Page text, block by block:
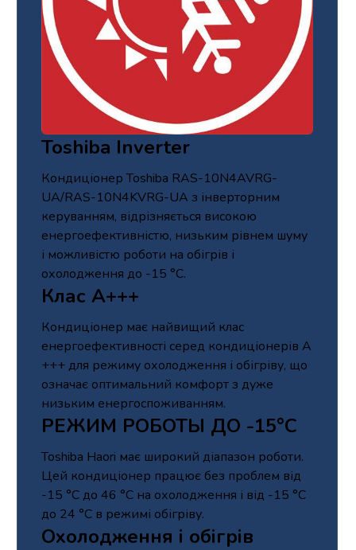
Toshiba Inverter
Кондиціонер Toshiba RAS-10N4AVRG-
UA/RAS-10N4KVRG-UA з інверторним
керуванням, відрізняється високою
енергоефективністю, низьким рівнем шуму
і можливістю роботи на обігрів і
охолодження до -15 °С.
Клас А+++
Кондиціонер має найвищий клас
енергоефективності серед кондиціонерів A
+++ для режиму охолодження і обігріву, що
означає оптимальний комфорт з дуже
низьким енергоспоживанням.
РЕЖИМ РОБОТЫ ДО -15°С
Toshiba Haori має широкий діапазон роботи.
Цей кондиціонер працює без проблем від
-15 °C до 46 °C на охолодження і від -15 °C
до 24 °C в режимі обігріву.
Охолодження і обігрів